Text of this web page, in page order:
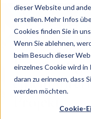
dieser Website und
erstellen. Mehr Infos
Cookies finden Sie in
Wenn Sie ablehnen,
beim Besuch dieser
einzelnes Cookie wird
daran zu erinnern, dass
werden möchten.
Cookie-
Recruiting-
einem
Projekt